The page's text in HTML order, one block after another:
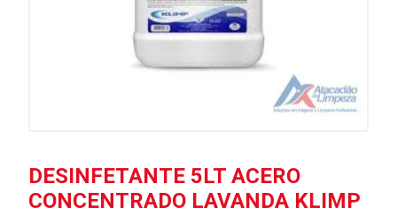
DESINFETANTE 5LT ACERO
CONCENTRADO LAVANDA KLIMP